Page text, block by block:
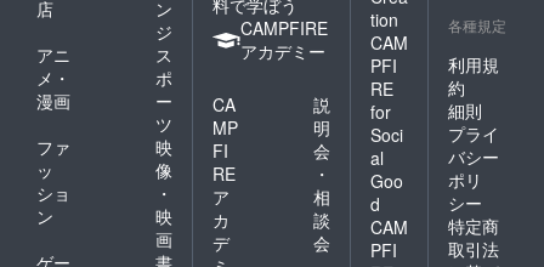
店
ン
ジ
アニ
メ・
漫画
ス
ポ
ー
ツ
ファ
ッ
ショ
ン
映
像
・
映
画
ゲー
書
CAMPFIRE
アカデミー
CA
MP
FI
RE
ア
カ
デ
説
明
会
・
相
談
会
tion
CAM
PFI
RE
for
Soci
al
Goo
d
CAM
PFI
各種規定
利用規
約
細則
プライ
バシー
ポリ
シー
特定商
取引法